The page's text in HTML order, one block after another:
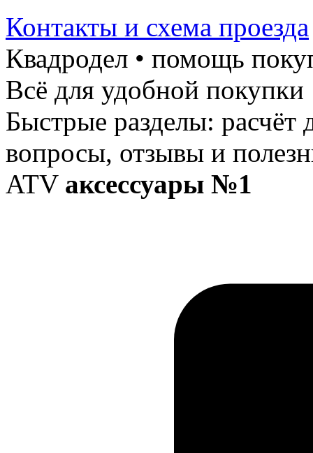
Контакты и схема проезда
Квадродел • помощь
Всё для удобной покупки
Быстрые разделы: расчёт
вопросы, отзывы и
ATV аксессуары №1